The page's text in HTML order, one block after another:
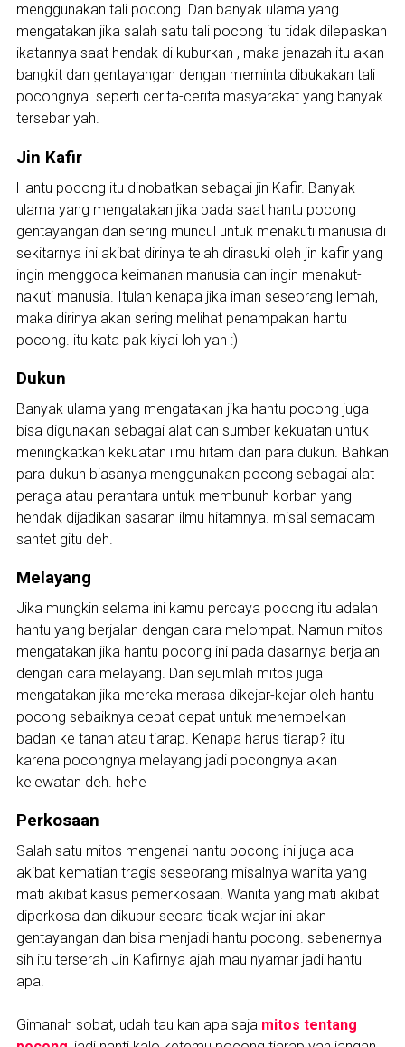
menggunakan tali pocong. Dan banyak ulama yang
mengatakan jika salah satu tali pocong itu tidak dilepaskan
ikatannya saat hendak di kuburkan , maka jenazah itu akan
bangkit dan gentayangan dengan meminta dibukakan tali
pocongnya. seperti cerita-cerita masyarakat yang banyak
tersebar yah.
Jin Kafir
Hantu pocong itu dinobatkan sebagai jin Kafir. Banyak
ulama yang mengatakan jika pada saat hantu pocong
gentayangan dan sering muncul untuk menakuti manusia di
sekitarnya ini akibat dirinya telah dirasuki oleh jin kafir yang
ingin menggoda keimanan manusia dan ingin menakut-
nakuti manusia. Itulah kenapa jika iman seseorang lemah,
maka dirinya akan sering melihat penampakan hantu
pocong. itu kata pak kiyai loh yah :)
Dukun
Banyak ulama yang mengatakan jika hantu pocong juga
bisa digunakan sebagai alat dan sumber kekuatan untuk
meningkatkan kekuatan ilmu hitam dari para dukun. Bahkan
para dukun biasanya menggunakan pocong sebagai alat
peraga atau perantara untuk membunuh korban yang
hendak dijadikan sasaran ilmu hitamnya. misal semacam
santet gitu deh.
Melayang
Jika mungkin selama ini kamu percaya pocong itu adalah
hantu yang berjalan dengan cara melompat. Namun mitos
mengatakan jika hantu pocong ini pada dasarnya berjalan
dengan cara melayang. Dan sejumlah mitos juga
mengatakan jika mereka merasa dikejar-kejar oleh hantu
pocong sebaiknya cepat cepat untuk menempelkan
badan ke tanah atau tiarap. Kenapa harus tiarap? itu
karena pocongnya melayang jadi pocongnya akan
kelewatan deh. hehe
Perkosaan
Salah satu mitos mengenai hantu pocong ini juga ada
akibat kematian tragis seseorang misalnya wanita yang
mati akibat kasus pemerkosaan. Wanita yang mati akibat
diperkosa dan dikubur secara tidak wajar ini akan
gentayangan dan bisa menjadi hantu pocong. sebenernya
sih itu terserah Jin Kafirnya ajah mau nyamar jadi hantu
apa.
Gimanah sobat, udah tau kan apa saja mitos tentang